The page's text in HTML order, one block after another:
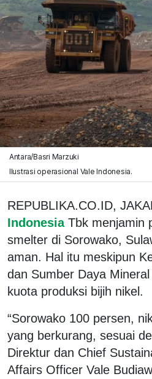
Antara/Basri Marzuki
Ilustrasi operasional Vale Indonesia.
REPUBLIKA.CO.ID,
Indonesia Tbk menjamin
smelter di Sorowako,
aman. Hal itu meskipun
dan Sumber Daya
kuota produksi bijih nikel.
“Sorowako 100 persen,
yang berkurang, sesuai
Direktur dan Chief
Affairs Officer Vale